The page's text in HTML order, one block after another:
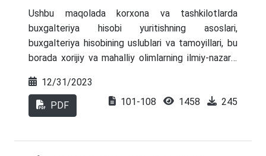
Ushbu maqolada korxona va tashkilotlarda
buxgalteriya hisobi yuritishning asoslari,
buxgalteriya hisobining uslublari va tamoyillari, bu
borada xorijiy va mahalliy olimlarning ilmiy-nazariy
o‘tilgan. Maqolada buxgalteriya hisobining uslublari
va tamoyillarini yanada takomillashtirish bo‘yicha
xulosa va takliflar keltirib o‘tilgan.
12/31/2023
PDF 101-108 1458 245